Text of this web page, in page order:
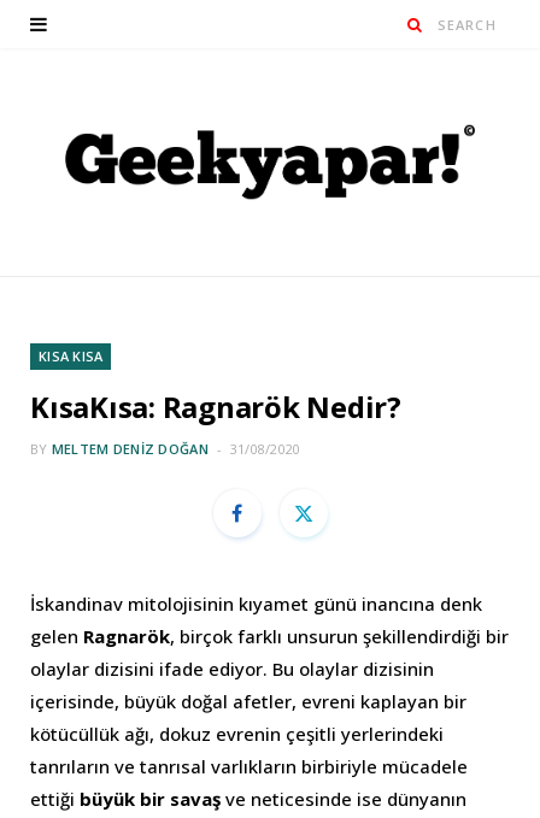
KISA KISA
KısaKısa: Ragnarök Nedir?
BY MELTEM DENIZ DOĞAN 31/08/2020
İskandinav mitolojisinin kıyamet günü inancına denk
gelen Ragnarök, birçok farklı unsurun şekillendirdiği bir
olaylar dizisini ifade ediyor. Bu olaylar dizisinin
içerisinde, büyük doğal afetler, evreni kaplayan bir
kötücüllük ağı, dokuz evrenin çeşitli yerlerindeki
tanrıların ve tanrısal varlıkların birbiriyle mücadele
ettiği büyük bir savaş ve neticesinde ise dünyanın